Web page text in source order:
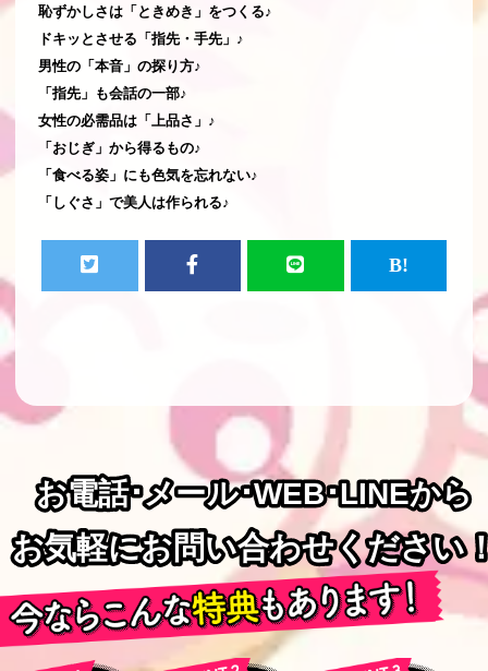
恥ずかしさは「ときめき」をつくる♪
ドキッとさせる「指先・手先」♪
男性の「本音」の探り方♪
「指先」も会話の一部♪
女性の必需品は「上品さ」♪
「おじぎ」から得るもの♪
「食べる姿」にも色気を忘れない♪
「しぐさ」で美人は作られる♪
お電話･メール･WEB･LINEから
お電話･メール･WEB･LINEから
お気軽にお問い合わせください
お気軽にお問い合わせください